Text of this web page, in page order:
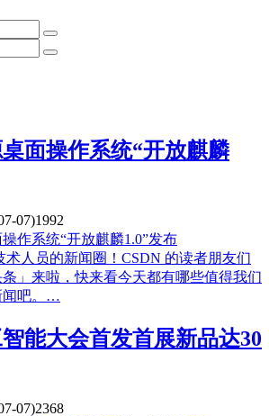
面操作系统“开放麒麟
07)1992
人员的新闻圈！CSDN 的读者朋友们
」来啦，快来看今天都有哪些值得我们
闻吧。…
能大会首发首展新品达30
07)2368